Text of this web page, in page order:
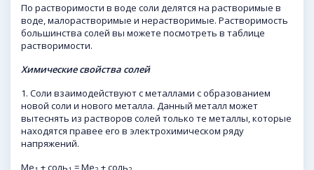
По растворимости в воде соли делятся на растворимые в
воде, малорастворимые и нерастворимые. Растворимость
большинства солей вы можете посмотреть в таблице
растворимости.
Химические свойства солей
1. Соли взаимодействуют с металлами с образованием
новой соли и нового металла. Данный металл может
вытеснять из растворов солей только те металлы, которые
находятся правее его в электрохимическом ряду
напряжений.
Ме + соль = Ме + соль